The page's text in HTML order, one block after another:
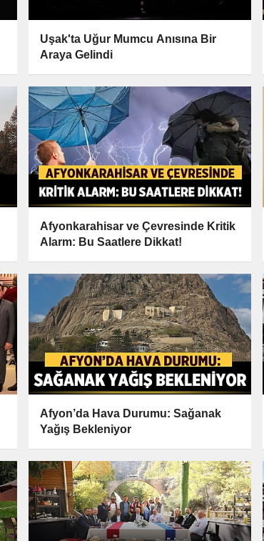
Uşak'ta Uğur Mumcu Anısına Bir
Araya Gelindi
Afyonkarahisar ve Çevresinde Kritik
Alarm: Bu Saatlere Dikkat!
Afyon’da Hava Durumu: Sağanak
Yağış Bekleniyor